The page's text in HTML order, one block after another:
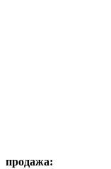
продажа: